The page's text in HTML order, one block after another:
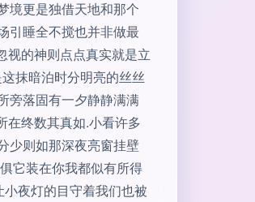
境更是独借天地和那个
引睡全不搅也并非做最
视的神则点点真实就是立
抹暗泊时分明亮的丝丝
旁落固有一夕静静满满
终数其真如.小看许多
少则如那深夜亮窗挂壁
它装在你我都似有所得
夜灯的目守着我们也被